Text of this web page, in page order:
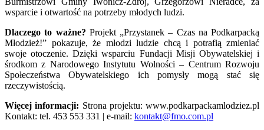
wsparcie i otwartość na potrzeby młodych ludzi.
Dlaczego to ważne? Projekt „Przystanek – Czas na Podkarpacką
Młodzież!” pokazuje, że młodzi ludzie chcą i potrafią zmieniać
swoje otoczenie. Dzięki wsparciu Fundacji Misji Obywatelskiej i
środkom z Narodowego Instytutu Wolności – Centrum Rozwoju
Społeczeństwa Obywatelskiego ich pomysły mogą stać się
rzeczywistością.
Więcej informacji: Strona projektu: www.podkarpackamlodziez.pl
Kontakt: tel. 453 553 331 | e-mail: kontakt@fmo.com.pl